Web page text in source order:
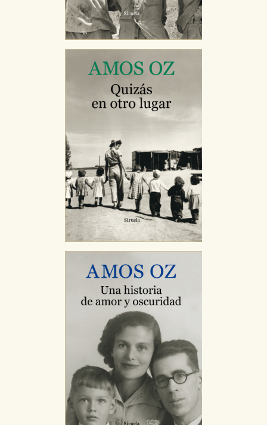
Cookies necesarias
nuestro sistema. Es posible hacerlo desde el
navegador, pero en ese caso es posible que algunas
Cookies de rendimiento y analíticas
Estas cookies se utilizan para mejorar su experiencia
nuestro sitio web. Almacenan configuraciones de
servicios para que no tenga que reconfigurarlos cada
vez que nos visita. La información es agregada y, por lo
tanto, es anónima.
Cookies de publicidad y redes sociales
Estas cookies son gestionadas por nuestros socios
publicitarios y se utilizan para mostrar publicidad
relevante para sus intereses en otros sitios. No
almacenan directamente información personal sino
que se basan en la identificación única de su
navegador y dispositivo de internet.
GUARDAR CONFIGURACIÓN
política de cookies